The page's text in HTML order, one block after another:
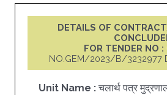
DETAILS OF
FOR TENDER NO :
NO.GEM/2023/B/3232977
Unit Name : चलार्थ पत्र